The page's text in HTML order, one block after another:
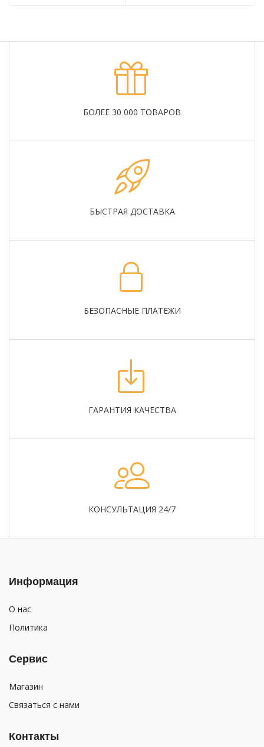
БОЛЕЕ 30 000 ТОВАРОВ
БЫСТРАЯ ДОСТАВКА
БЕЗОПАСНЫЕ ПЛАТЕЖИ
ГАРАНТИЯ КАЧЕСТВА
КОНСУЛЬТАЦИЯ 24/7
Информация
О нас
Политика
Сервис
Магазин
Связаться с нами
Контакты